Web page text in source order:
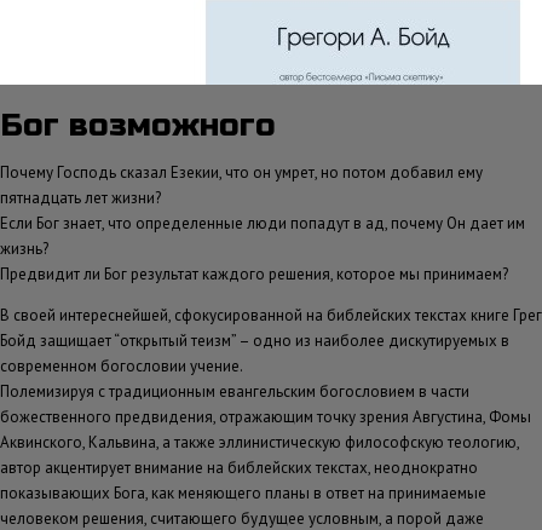
Бог возможного
Почему Господь сказал Езекии, что он умрет, но потом добавил ему
пятнадцать лет жизни?
Если Бог знает, что определенные люди попадут в ад, почему Он дает им
жизнь?
Предвидит ли Бог результат каждого решения, которое мы принимаем?
В своей интереснейшей, сфокусированной на библейских текстах книге Грег
Бойд защищает “открытый теизм” – одно из наиболее дискутируемых в
современном богословии учение.
Полемизируя с традиционным евангельским богословием в части
божественного предвидения, отражающим точку зрения Августина, Фомы
Аквинского, Кальвина, а также эллинистическую философскую теологию,
автор акцентирует внимание на библейских текстах, неоднократно
показывающих Бога, как меняющего планы в ответ на принимаемые
человеком решения, считающего будущее условным, а порой даже